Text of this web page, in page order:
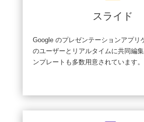
スライド
Google のプレゼンテーションアプリ
のユーザーとリアルタイムに共同編
ンプレートも多数用意されています。